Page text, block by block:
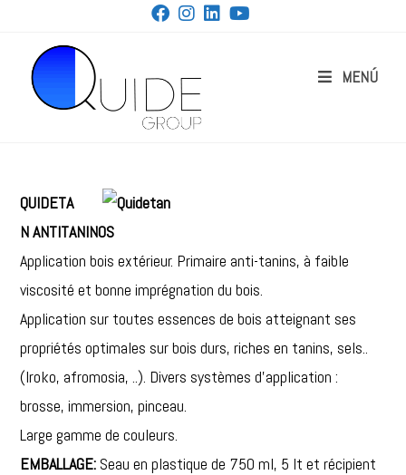
MENÚ
QUIDETA
N ANTITANINOS
Application bois extérieur. Primaire anti-tanins, à faible
viscosité et bonne imprégnation du bois.
Application sur toutes essences de bois atteignant ses
propriétés optimales sur bois durs, riches en tanins, sels..
(Iroko, afromosia, ..). Divers systèmes d’application :
brosse, immersion, pinceau.
Large gamme de couleurs.
EMBALLAGE: Seau en plastique de 750 ml, 5 lt et récipient